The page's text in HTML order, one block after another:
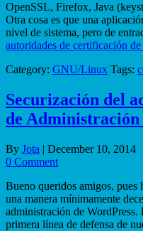
OpenSSL, Firefox, Java
Otra cosa es que una
nivel de sistema, pero de
autoridades de certificación
Category: GNU/Linux Tags:
Securización del
de Administración
By Jota | December 10, 2014
0 Comment
Bueno queridos amigos, pues
una manera mínimamente
administración de WordPress.
primera línea de defensa de